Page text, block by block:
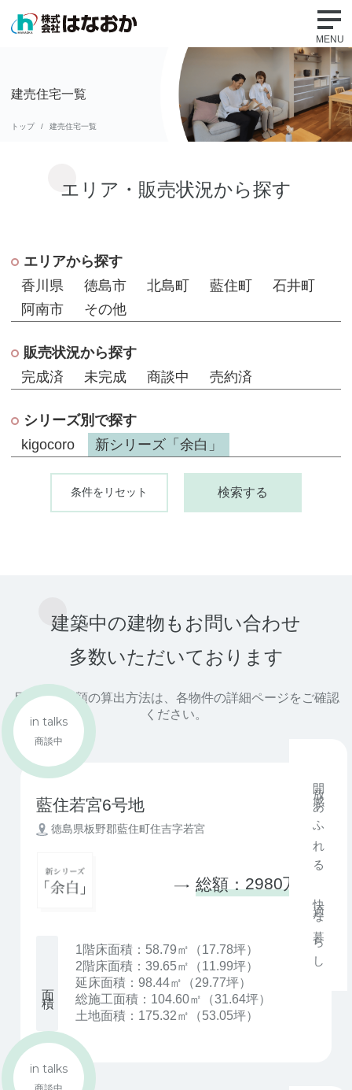
建売住宅一覧
トップ 建売住宅一覧
エリア・販売状況から探す
エリアから探す
香川県
徳島市 北島町 藍住町
石井町
阿南市
その他
販売状況から探す
完成済
未完成 商談中 売約済
シリーズ別で探す
kigocoro
新シリーズ「余白」
条件をリセット 検索する
建築中の建物も お問い合わせ
多数いただいております
月々の支払額の算出方法は、各物件の詳細ページをご確認
ください。
開放感あふれる 快適な暮らし
in talks
商談中
藍住若宮6号地
徳島県板野郡藍住町住吉字若宮
総額： 2980万円
1階床面積：58.79㎡（17.78坪）
2階床面積：39.65㎡（11.99坪）
延床面積：98.44㎡（29.77坪）
総施工面積：104.60㎡（31.64坪）
土地面積：175.32㎡（53.05坪）
in talks